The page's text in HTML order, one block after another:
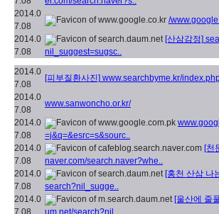
2014.0
7.08
/
2014.0
7.08
[산삼감정]
nil_suggest=sugsc..
2014.0
7.08
[피부질환사진] www.searchbyme.kr/
2014.0
7.08
www.sanwoncho.or.kr/
2014.0
7.08
=j&q=&esrc=s&sourc..
2014.0
7.08
[천
naver.com/search.naver?whe..
2014.0
7.08
[홍천 산삼 나
search?nil_sugge..
2014.0
7.08
[울산에 줄
um.net/search?nil_..